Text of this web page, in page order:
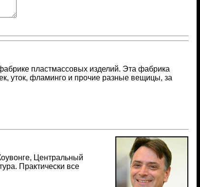
пластмассовых изделий. Эта фабрика
уток, фламинго и прочие разные вещицы, за
Центральный
Практически все